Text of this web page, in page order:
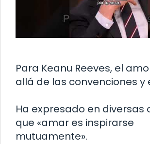
Para Keanu Reeves, el
allá de las convenciones y
Ha expresado en diversas
que «amar es inspirarse
mutuamente».